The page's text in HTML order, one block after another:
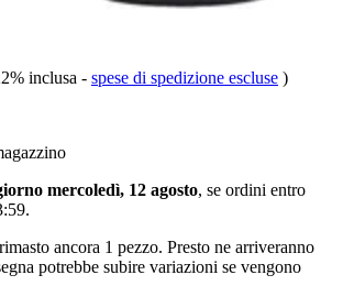
inclusa - spese di spedizione escluse )
mercoledì, 12 agosto, se ordini entro
.
ancora 1 pezzo. Presto ne arriveranno
potrebbe subire variazioni se vengono